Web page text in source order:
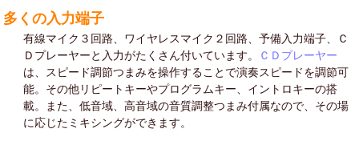
多くの入力端子
有線マイク３回路、ワイヤレスマイク２回路、予備入力端子、Ｃ
Ｄプレーヤーと入力がたくさん付いています。
ＣＤプレーヤー
は、スピード調節つまみを操作することで演奏スピードを調節可
能。その他リピートキーやプログラムキー、イントロキーの搭
載。また、低音域、高音域の音質調整つまみ付属なので、その場
に応じたミキシングができます。